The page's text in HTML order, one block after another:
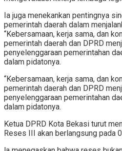
Ia juga menekankan pentingnya
pemerintah daerah dalam
“Kebersamaan, kerja sama, dan
pemerintah daerah dan DPRD
penyelenggaraan pemerintahan
dalam pidatonya.
“Kebersamaan, kerja sama, dan
pemerintah daerah dan DPRD
penyelenggaraan pemerintahan
dalam pidatonya.
Ketua DPRD Kota Bekasi turut
Reses III akan berlangsung pada